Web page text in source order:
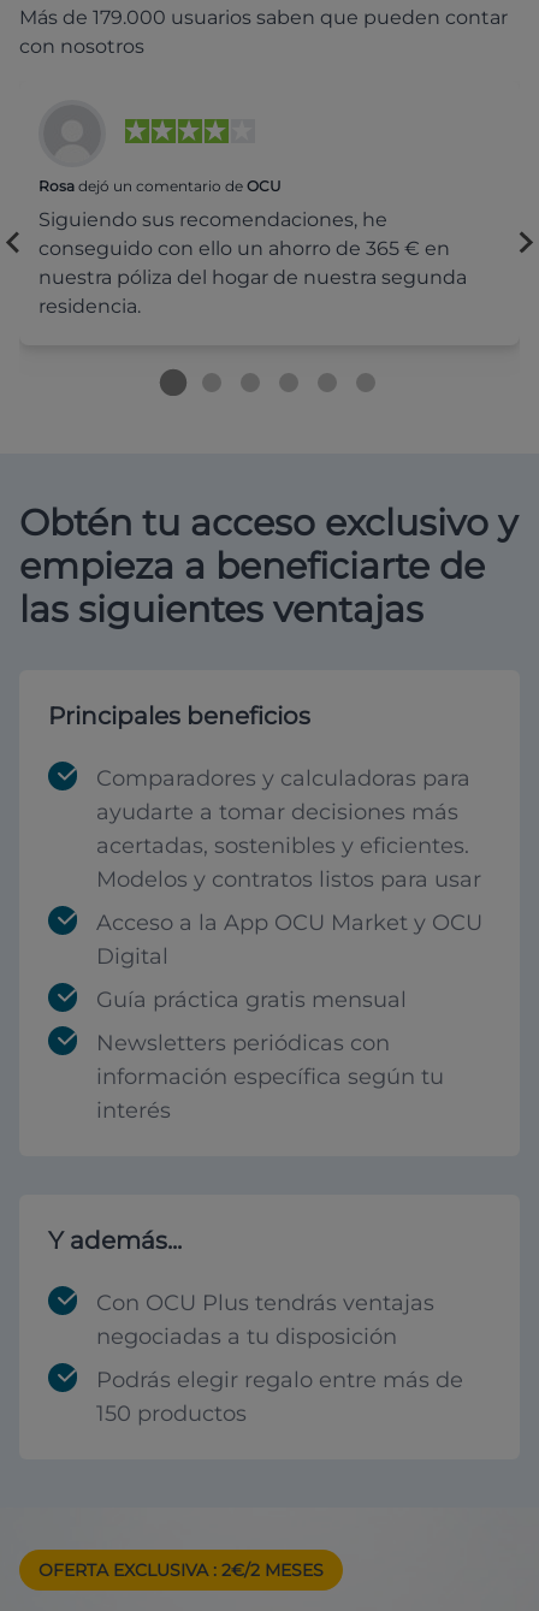
Más de 179.000 usuarios saben que pueden contar
con nosotros
Rosa dejó un comentario de OCU
Siguiendo sus recomendaciones, he
conseguido con ello un ahorro de 365 € en
nuestra póliza del hogar de nuestra segunda
residencia.
Obtén tu acceso exclusivo y
empieza a beneficiarte de
las siguientes ventajas
Principales beneficios
Comparadores y calculadoras para
ayudarte a tomar decisiones más
acertadas, sostenibles y eficientes.
Modelos y contratos listos para usar
Acceso a la App OCU Market y OCU
Digital
Guía práctica gratis mensual
Newsletters periódicas con
información específica según tu
interés
Y además...
Con OCU Plus tendrás ventajas
negociadas a tu disposición
Podrás elegir regalo entre más de
150 productos
OFERTA EXCLUSIVA : 2€/2 MESES